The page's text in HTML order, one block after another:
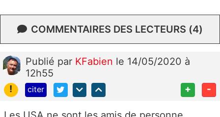
COMMENTAIRES DES LECTEURS (4)
Publié par KFabien le 14/05/2020 à
12h55
!
citer + -